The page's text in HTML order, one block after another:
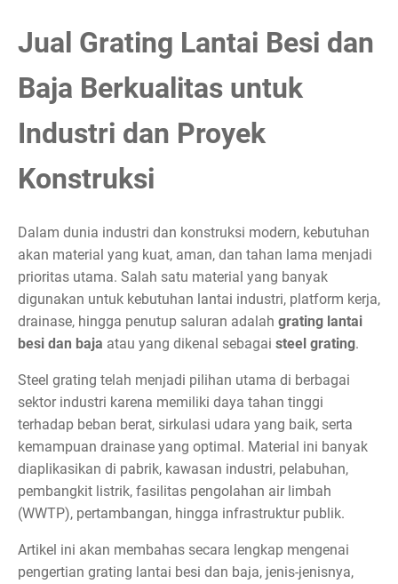
Jual Grating Lantai Besi dan
Baja Berkualitas untuk
Industri dan Proyek
Konstruksi
Dalam dunia industri dan konstruksi modern, kebutuhan
akan material yang kuat, aman, dan tahan lama menjadi
prioritas utama. Salah satu material yang banyak
digunakan untuk kebutuhan lantai industri, platform kerja,
drainase, hingga penutup saluran adalah grating lantai
besi dan baja atau yang dikenal sebagai steel grating.
Steel grating telah menjadi pilihan utama di berbagai
sektor industri karena memiliki daya tahan tinggi
terhadap beban berat, sirkulasi udara yang baik, serta
kemampuan drainase yang optimal. Material ini banyak
diaplikasikan di pabrik, kawasan industri, pelabuhan,
pembangkit listrik, fasilitas pengolahan air limbah
(WWTP), pertambangan, hingga infrastruktur publik.
Artikel ini akan membahas secara lengkap mengenai
pengertian grating lantai besi dan baja, jenis-jenisnya,